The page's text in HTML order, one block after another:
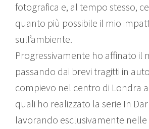
fotografica e, al tempo stesso,
quanto più possibile il mio
sull’ambiente.
Progressivamente ho affinato il
passando dai brevi tragitti in
compievo nel centro di Londra
quali ho realizzato la serie In
lavorando esclusivamente